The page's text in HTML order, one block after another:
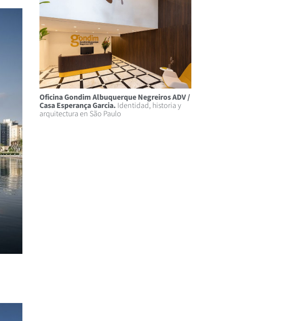
Oficina Gondim Albuquerque Negreiros ADV /
Casa Esperança Garcia. Identidad, historia y
arquitectura en São Paulo